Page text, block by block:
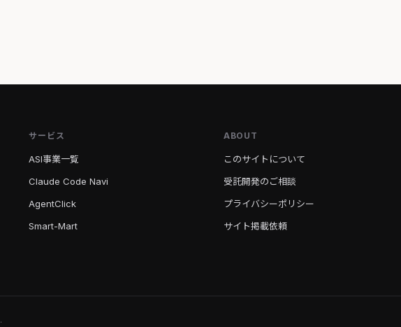
サービス
ASI事業一覧
Claude Code Navi
AgentClick
Smart-Mart
ABOUT
このサイトについて
受託開発のご相談
プライバシーポリシー
サイト掲載依頼